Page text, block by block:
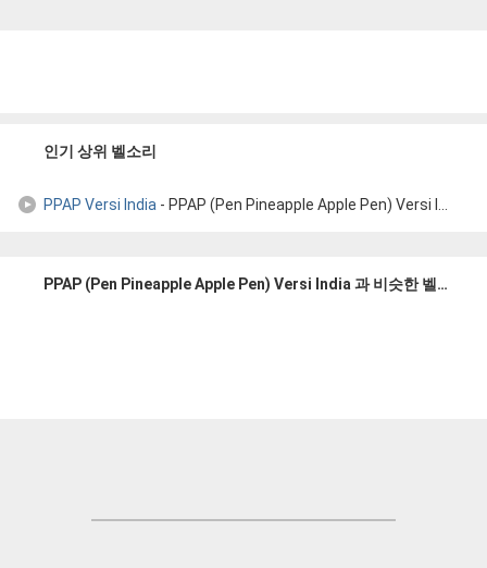
인기 상위 벨소리
PPAP Versi India - PPAP (Pen Pineapple Apple Pen) Versi India
PPAP (Pen Pineapple Apple Pen) Versi India 과 비슷한 벨소리들